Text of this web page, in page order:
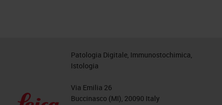
Patologia Digitale, Immunostochimica,
Istologia
Via Emilia 26
Buccinasco (MI), 20090 Italy